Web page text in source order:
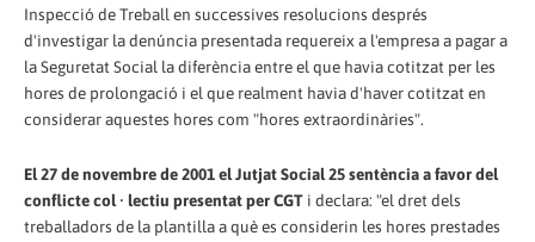
Inspecció de Treball en successives resolucions després
d'investigar la denúncia presentada requereix a l'empresa a pagar a
la Seguretat Social la diferència entre el que havia cotitzat per les
hores de prolongació i el que realment havia d'haver cotitzat en
considerar aquestes hores com "hores extraordinàries".
El 27 de novembre de 2001 el Jutjat Social 25 sentència a favor del
conflicte col · lectiu presentat per CGT i declara: "el dret dels
treballadors de la plantilla a què es considerin les hores prestades